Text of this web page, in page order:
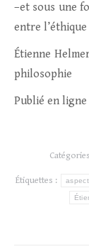
–et sous une
entre
Étienne
philosophie
Publié en
Étiquettes :